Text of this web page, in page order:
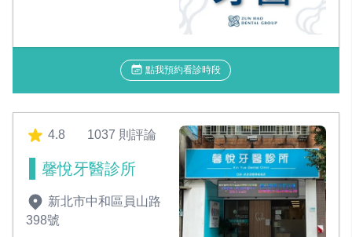
點我預約看診時段
4.8 1037 則評論
馨悅牙醫診所
新北市中和區員山路
398號